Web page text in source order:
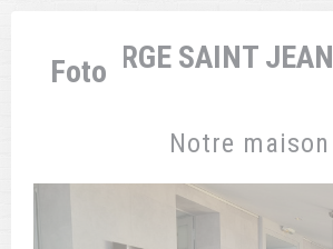
L'AUBERGE SAINT JEAN
Foto
Notre maison